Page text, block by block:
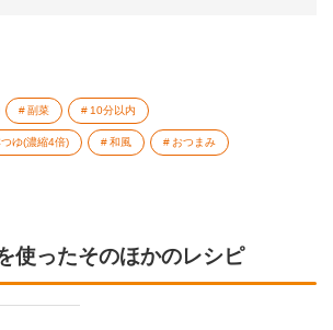
副菜 10分以内
ゆ(濃縮4倍) 和風 おつまみ
使ったそのほかのレシピ